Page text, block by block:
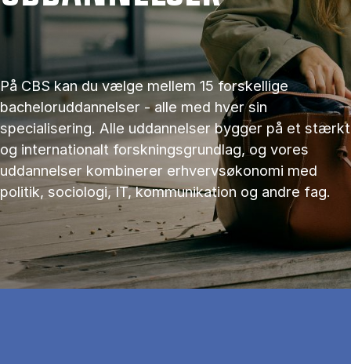
På CBS kan du vælge mellem 15 forskellige
bacheloruddannelser - alle med hver sin
specialisering. Alle uddannelser bygger på et stærkt
og internationalt forskningsgrundlag, og vores
uddannelser kombinerer erhvervsøkonomi med
politik, sociologi, IT, kommunikation og andre fag.